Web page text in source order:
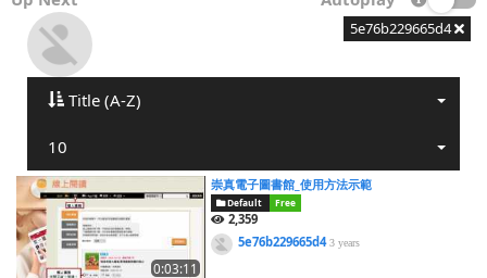
5e76b229665d4
Title (A-Z)
10
0:03:11
崇真電子圖書館_使用方法示範
Default Free
2,359
5e76b229665d43 years